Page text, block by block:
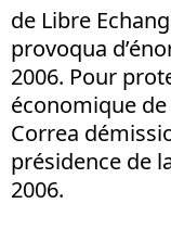
de Libre
provoqua
2006. Pour
économique
Correa
présidence de
2006.